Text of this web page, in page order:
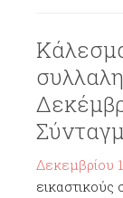
Δεκεμβρίου
εικαστικούς